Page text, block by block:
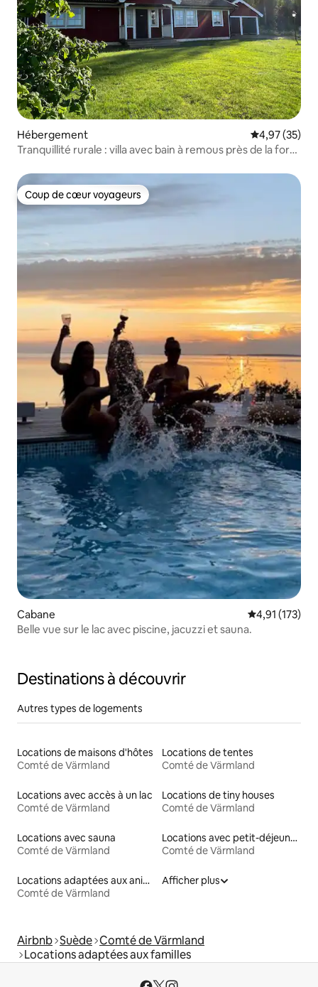
Hébergement Évaluation
4,97 (35)
Tranquillité rurale : villa avec bain à remous près de la forêt
Coup de cœur voyageurs
Coup de cœur voyageurs
Cabane Évaluation
4,91 (173)
Belle vue sur le lac avec piscine, jacuzzi et sauna.
Destinations à découvrir
Autres types de logements
Locations de maisons d'hôtes
Comté de Värmland
Locations de tentes
Comté de Värmland
Locations avec accès à un lac
Comté de Värmland
Locations de tiny houses
Comté de Värmland
Locations avec sauna
Comté de Värmland
Locations avec petit-déjeuner
Comté de Värmland
Locations adaptées aux animaux
Comté de Värmland
Afficher plus
Airbnb Suède Comté de Värmland
Locations adaptées aux familles